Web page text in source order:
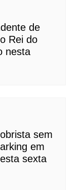
de
Rei do
nesta
sem
em
sexta